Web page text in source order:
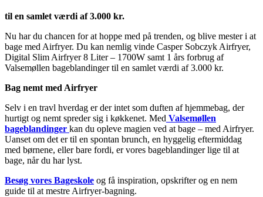
til en samlet værdi af 3.000 kr.
Nu har du chancen for at hoppe med på trenden, og blive mester i at
bage med Airfryer. Du kan nemlig vinde Casper Sobczyk Airfryer,
Digital Slim Airfryer 8 Liter – 1700W samt 1 års forbrug af
Valsemøllen bageblandinger til en samlet værdi af 3.000 kr.
Bag nemt med Airfryer
Selv i en travl hverdag er der intet som duften af hjemmebag, der
hurtigt og nemt spreder sig i køkkenet. Med Valsemøllen
bageblandinger kan du opleve magien ved at bage – med Airfryer.
Uanset om det er til en spontan brunch, en hyggelig eftermiddag
med børnene, eller bare fordi, er vores bageblandinger lige til at
bage, når du har lyst.
Besøg vores Bageskole og få inspiration, opskrifter og en nem
guide til at mestre Airfryer-bagning.